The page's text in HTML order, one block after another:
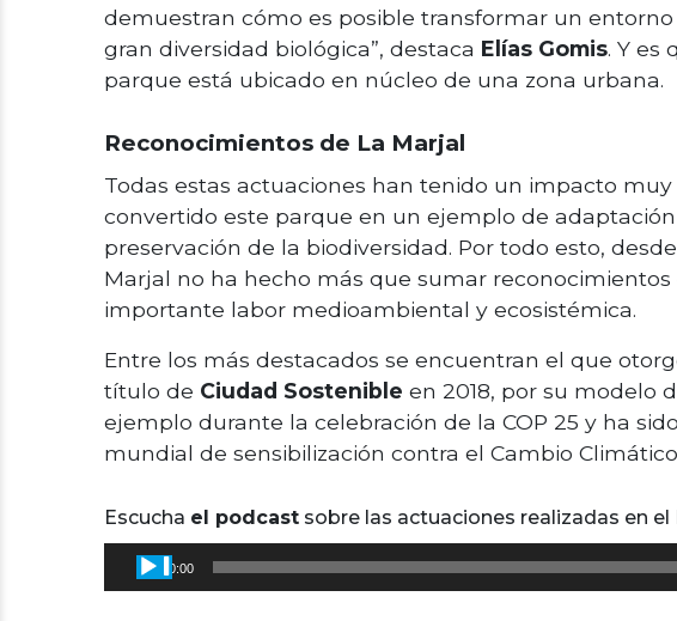
demuestran cómo es posible transformar un
gran diversidad biológica”, destaca Elías Gomis. Y es
parque está ubicado en núcleo de una zona urbana.
Reconocimientos de La Marjal
Todas estas actuaciones han tenido un impacto
convertido este parque en un ejemplo de
preservación de la biodiversidad. Por todo esto,
Marjal no ha hecho más que sumar
importante labor medioambiental y ecosistémica.
Entre los más destacados se encuentran el que
título de Ciudad Sostenible en 2018, por su modelo
ejemplo durante la celebración de la COP 25 y ha
mundial de sensibilización contra el Cambio
Escucha el podcast sobre las actuaciones realizadas en el
Reproductor
de
00:00